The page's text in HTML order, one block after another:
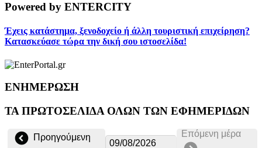
Powered by ENTERCITY
Έχεις κατάστημα, ξενοδοχείο ή άλλη τουριστική επιχείρηση?
Κατασκεύασε τώρα την δική σου ιστοσελίδα!
ΕΝΗΜΕΡΩΣΗ
ΤΑ ΠΡΩΤΟΣΕΛΙΔΑ ΟΛΩΝ ΤΩΝ ΕΦΗΜΕΡΙΔΩΝ